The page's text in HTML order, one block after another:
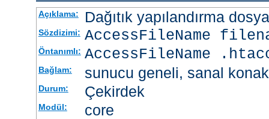
Açıklama: Dağıtık yapılandırma
Sözdizimi: AccessFileName
Öntanımlı: AccessFileName
Bağlam: sunucu geneli, sanal konak
Durum: Çekirdek
Modül: core